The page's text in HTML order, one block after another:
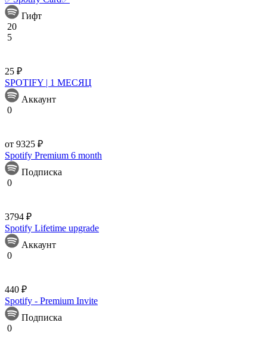
Гифт
20
5
25 ₽
SPOTIFY | 1 МЕСЯЦ
Аккаунт
0
от 9325 ₽
Spotify Premium 6 month
Подписка
0
3794 ₽
Spotify Lifetime upgrade
Аккаунт
0
440 ₽
Spotify - Premium Invite
Подписка
0